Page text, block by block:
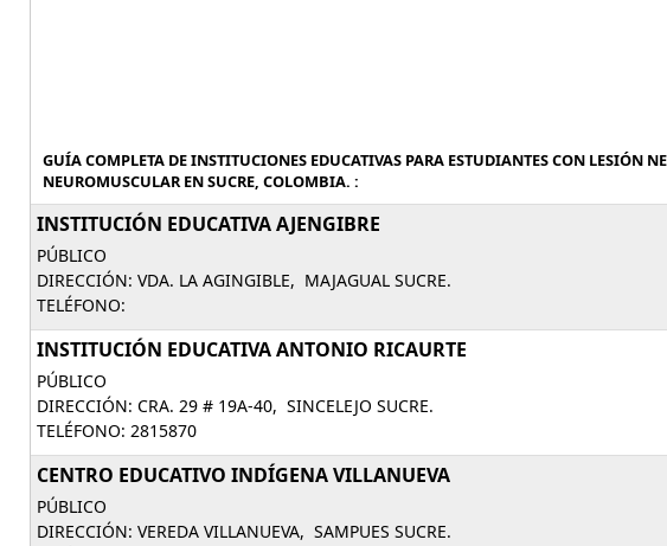
GUÍA COMPLETA DE INSTITUCIONES EDUCATIVAS PARA ESTUDIANTES CON LESIÓN
NEUROMUSCULAR EN SUCRE, COLOMBIA. :
INSTITUCIÓN EDUCATIVA AJENGIBRE
PÚBLICO
DIRECCIÓN: VDA. LA AGINGIBLE, MAJAGUAL SUCRE.
TELÉFONO:
INSTITUCIÓN EDUCATIVA ANTONIO RICAURTE
PÚBLICO
DIRECCIÓN: CRA. 29 # 19A-40, SINCELEJO SUCRE.
TELÉFONO: 2815870
CENTRO EDUCATIVO INDÍGENA VILLANUEVA
PÚBLICO
DIRECCIÓN: VEREDA VILLANUEVA, SAMPUES SUCRE.